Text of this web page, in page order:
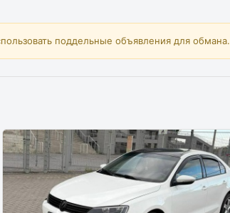
поддельные объявления для обмана.